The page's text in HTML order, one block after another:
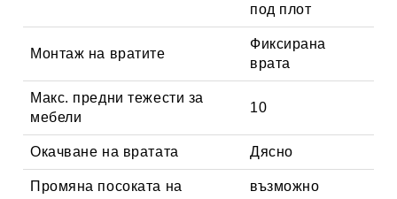
под плот
Монтаж на вратите
Фиксирана
врата
Макс. предни тежести за
мебели
10
Окачване на вратата Дясно
Промяна посоката на
възможно